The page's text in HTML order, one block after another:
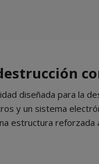
diseñada para la
y un sistema
estructura